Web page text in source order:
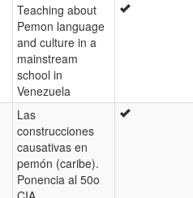
Teaching about
Pemon language
and culture in a
mainstream
school in
Venezuela
Las
construcciones
causativas en
pemón (caribe).
Ponencia al 50o